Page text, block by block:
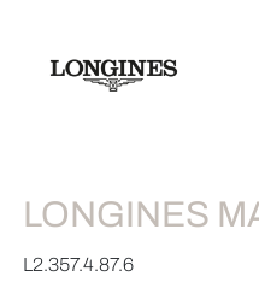
LONGINES
L2.357.4.87.6